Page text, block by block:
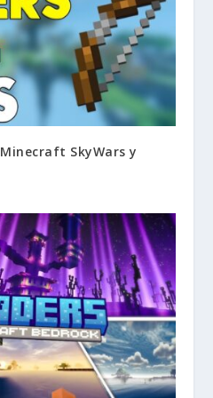
SkyWars y